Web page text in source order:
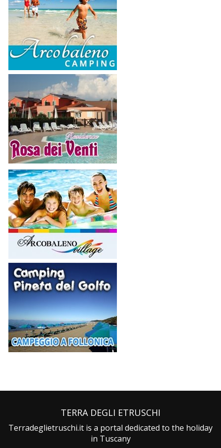
TERRA DEGLI ETRUSCHI
Terradeglietruschi.it is a portal dedicated to the holiday
in Tuscany